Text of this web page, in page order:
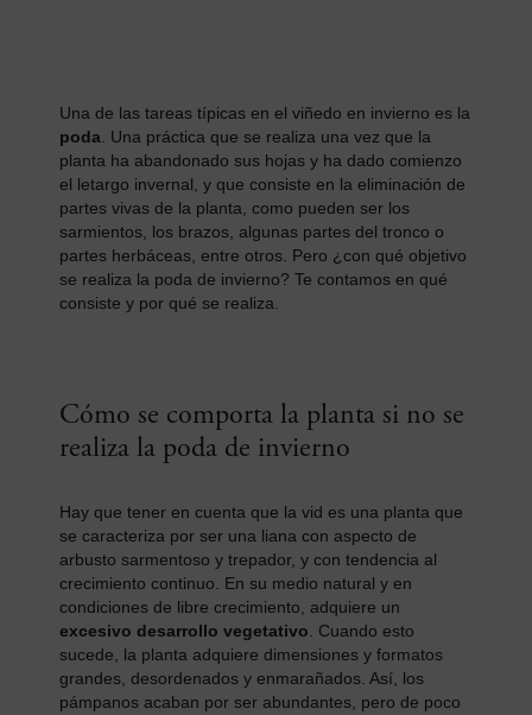
Una de las tareas típicas en el viñedo en invierno es la
poda. Una práctica que se realiza una vez que la
planta ha abandonado sus hojas y ha dado comienzo
el letargo invernal, y que consiste en la eliminación de
partes vivas de la planta, como pueden ser los
sarmientos, los brazos, algunas partes del tronco o
partes herbáceas, entre otros. Pero ¿con qué objetivo
se realiza la poda de invierno? Te contamos en qué
consiste y por qué se realiza.
Cómo se comporta la planta si no se
realiza la poda de invierno
Hay que tener en cuenta que la vid es una planta que
se caracteriza por ser una liana con aspecto de
arbusto sarmentoso y trepador, y con tendencia al
crecimiento continuo. En su medio natural y en
condiciones de libre crecimiento, adquiere un
excesivo desarrollo vegetativo. Cuando esto
sucede, la planta adquiere dimensiones y formatos
grandes, desordenados y enmarañados. Así, los
pámpanos acaban por ser abundantes, pero de poco